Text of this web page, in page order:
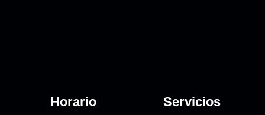
Horario Servicios